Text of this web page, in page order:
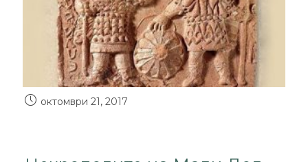
октомври 21, 2017